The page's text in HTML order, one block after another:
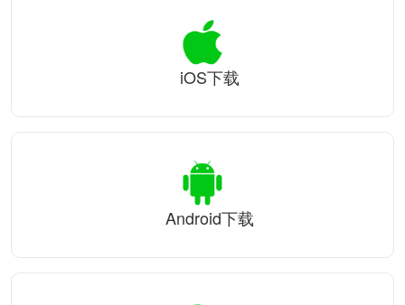
iOS下载
Android下载